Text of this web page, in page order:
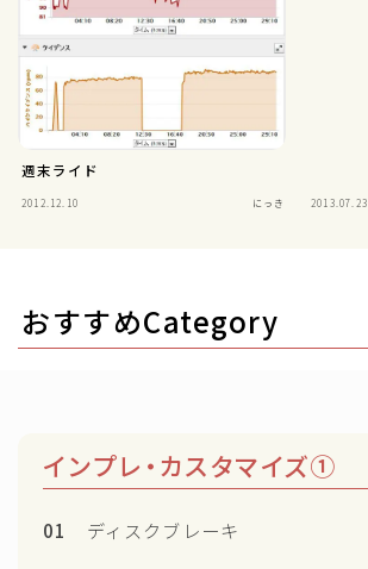
週末ライド
2012.12.10 にっき 2013.07.23
おすすめCategory
インプレ・カスタマイズ①
01
ディスクブレーキ